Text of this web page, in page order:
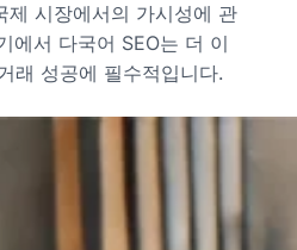
시장에서의 가시성에 관
에서 다국어 SEO는 더 이
래 성공에 필수적입니다.